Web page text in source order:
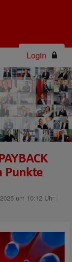
Login
Punkte
um 10:12 Uhr |